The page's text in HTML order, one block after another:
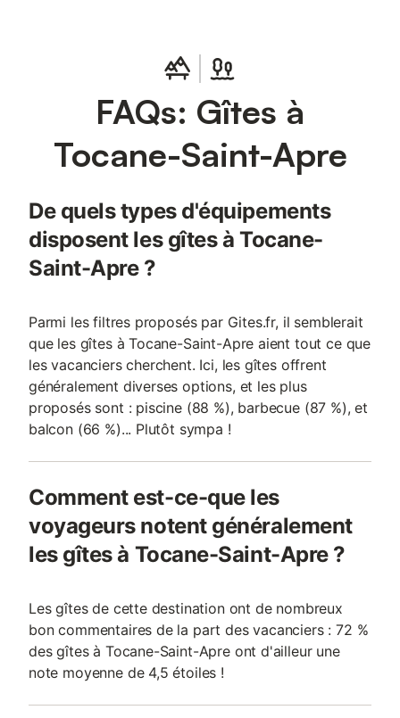
FAQs: Gîtes à
Tocane-Saint-Apre
De quels types d'équipements
disposent les gîtes à Tocane-
Saint-Apre ?
Parmi les filtres proposés par Gites.fr, il semblerait
que les gîtes à Tocane-Saint-Apre aient tout ce que
les vacanciers cherchent. Ici, les gîtes offrent
généralement diverses options, et les plus
proposés sont : piscine (88 %), barbecue (87 %), et
balcon (66 %)... Plutôt sympa !
Comment est-ce-que les
voyageurs notent généralement
les gîtes à Tocane-Saint-Apre ?
Les gîtes de cette destination ont de nombreux
bon commentaires de la part des vacanciers : 72 %
des gîtes à Tocane-Saint-Apre ont d'ailleur une
note moyenne de 4,5 étoiles !